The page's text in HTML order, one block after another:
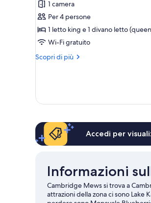
Monolocale
Superior,
non
fumatori,
cucina
1 camera
Per 4 persone
1 letto king e 1 divano letto
Wi-Fi gratuito
Scopri di più
Altri
non
(Studio)
Accedi per
Informazioni
Cambridge Mews si trova a
attrazioni della zona ci sono